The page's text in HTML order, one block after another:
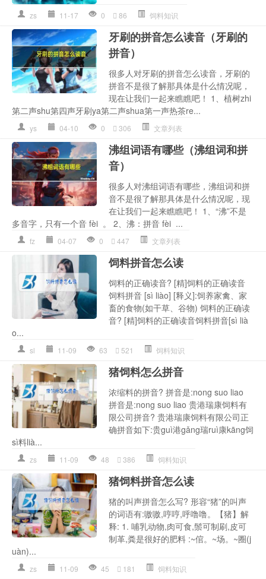
zs 11-17 0 86 饲料知识
牙刷的拼音怎么读音（牙刷的
拼音）
很多人对牙刷的拼音怎么读音，牙刷的
拼音不是很了解那具体是什么情况呢，
现在让我们一起来瞧瞧吧！ 1、植树zhi
第二声shu第四声牙刷ya第二声shua第一声热茶re...
ys 04-10 0 306 文章列表
沸组词语有哪些（沸组词和拼
音）
很多人对沸组词语有哪些，沸组词和拼
音不是很了解那具体是什么情况呢，现
在让我们一起来瞧瞧吧！ 1、“沸”不是
多音字，只有一个音 fèi 。 2、沸：拼音 fèi ...
fz 04-07 0 447 文章列表
饲料拼音怎么读
饲料的正确读音? [精]饲料的正确读音
饲料拼音 [sì liào] [释义]:饲养家禽、家
畜的食物(如干草、谷物) 饲料的正确读
音? [精]饲料的正确读音饲料拼音[sì lià
o...
sl 11-09 63 521 饲料知识
猪饲料怎么拼音
浓缩料的拼音? 拼音是:nong suo liao
拼音是:nong suo liao 贵港瑞康饲料有
限公司拼音? 贵港瑞康饲料有限公司正
确拼音如下:贵guì港gǎng瑞ruì康kāng饲
sì料lià...
zs 11-09 48 386 饲料知识
猪饲料拼音怎么读
猪的叫声拼音怎么写? 形容“猪”的叫声
的词语有:嗷嗷,哼哼,呼噜噜。【猪】解
释: 1. 哺乳动物,肉可食,鬃可制刷,皮可
制革,粪是很好的肥料 :~倌。~场。~圈(j
uàn)...
zs 11-09 45 181 饲料知识